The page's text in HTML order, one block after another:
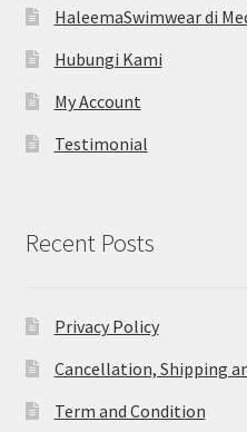
HaleemaSwimwear di
Hubungi Kami
My Account
Testimonial
Recent Posts
Privacy Policy
Cancellation, Shipping
Term and Condition